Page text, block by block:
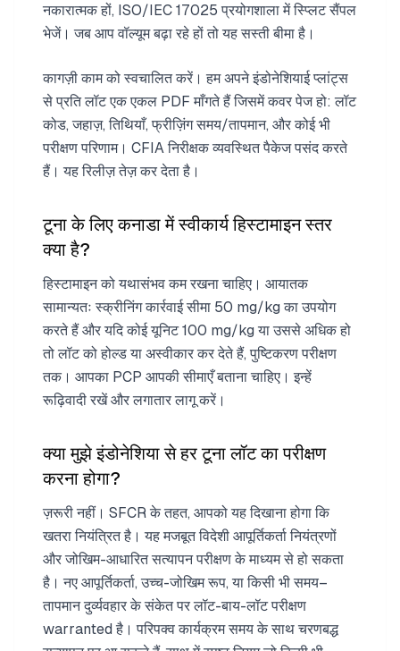
नकारात्मक हों, ISO/IEC 17025 प्रयोगशाला में स्प्लिट सैंपल
भेजें। जब आप वॉल्यूम बढ़ा रहे हों तो यह सस्ती बीमा है।
कागज़ी काम को स्वचालित करें। हम अपने इंडोनेशियाई प्लांट्स
से प्रति लॉट एक एकल PDF माँगते हैं जिसमें कवर पेज हो: लॉट
कोड, जहाज़, तिथियाँ, फ्रीज़िंग समय/तापमान, और कोई भी
परीक्षण परिणाम। CFIA निरीक्षक व्यवस्थित पैकेज पसंद करते
हैं। यह रिलीज़ तेज़ कर देता है।
टूना के लिए कनाडा में स्वीकार्य हिस्टामाइन स्तर
क्या है?
हिस्टामाइन को यथासंभव कम रखना चाहिए। आयातक
सामान्यतः स्क्रीनिंग कार्रवाई सीमा 50 mg/kg का उपयोग
करते हैं और यदि कोई यूनिट 100 mg/kg या उससे अधिक हो
तो लॉट को होल्ड या अस्वीकार कर देते हैं, पुष्टिकरण परीक्षण
तक। आपका PCP आपकी सीमाएँ बताना चाहिए। इन्हें
रूढ़िवादी रखें और लगातार लागू करें।
क्या मुझे इंडोनेशिया से हर टूना लॉट का परीक्षण
करना होगा?
ज़रूरी नहीं। SFCR के तहत, आपको यह दिखाना होगा कि
खतरा नियंत्रित है। यह मजबूत विदेशी आपूर्तिकर्ता नियंत्रणों
और जोखिम-आधारित सत्यापन परीक्षण के माध्यम से हो सकता
है। नए आपूर्तिकर्ता, उच्च-जोखिम रूप, या किसी भी समय–
तापमान दुर्व्यवहार के संकेत पर लॉट-बाय-लॉट परीक्षण
warranted है। परिपक्व कार्यक्रम समय के साथ चरणबद्ध